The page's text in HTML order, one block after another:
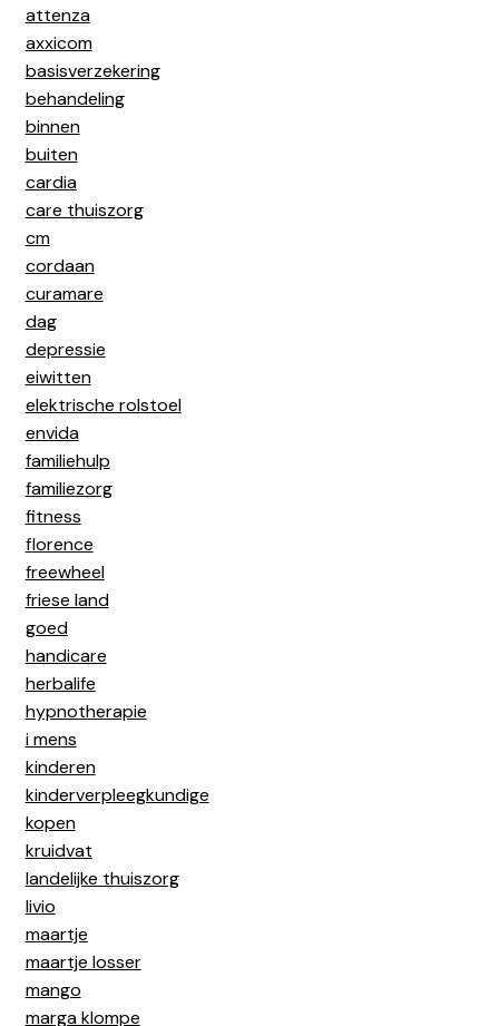
attenza
axxicom
basisverzekering
behandeling
binnen
buiten
cardia
care thuiszorg
cm
cordaan
curamare
dag
depressie
eiwitten
elektrische rolstoel
envida
familiehulp
familiezorg
fitness
florence
freewheel
friese land
goed
handicare
herbalife
hypnotherapie
i mens
kinderen
kinderverpleegkundige
kopen
kruidvat
landelijke thuiszorg
livio
maartje
maartje losser
mango
marga klompe